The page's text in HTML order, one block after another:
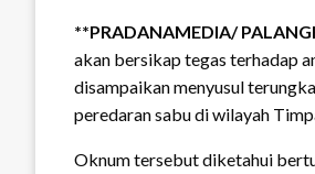
**PRADANAMEDIA/
akan bersikap tegas terhadap
disampaikan menyusul
peredaran sabu di wilayah
Oknum tersebut diketahui